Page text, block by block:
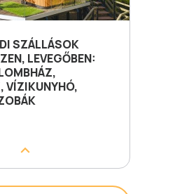
SZÁLLÁSOK
LEVEGŐBEN:
VÍZIKUNYHÓ,